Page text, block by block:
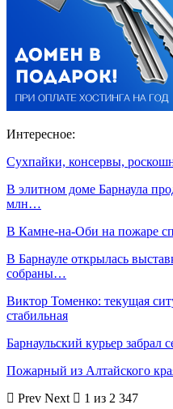
Интересное:
Сухпайки, консервы,
В элитном доме Барнаула
млн…
В Камне-на-Оби на пожаре
В Барнауле открылась
собраны…
Виктор Томенко: текущая
стабильная
Барнаульский курьер
Пожарный из Алтайского
Prev Next
1 из 2 347